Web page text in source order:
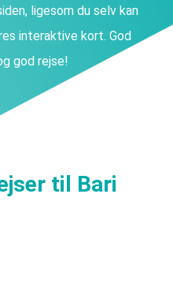
ligesom du selv kan
interaktive kort. God
god rejse!
til Bari